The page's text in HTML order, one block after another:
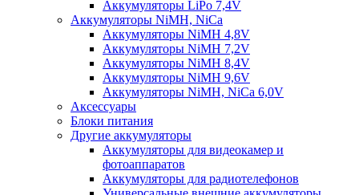
Аккумуляторы LiPo 7,4V
Аккумуляторы NiMH, NiCa
Аккумуляторы NiMH 4,8V
Аккумуляторы NiMH 7,2V
Аккумуляторы NiMH 8,4V
Аккумуляторы NiMH 9,6V
Аккумуляторы NiMH, NiCa 6,0V
Аксессуары
Блоки питания
Другие аккумуляторы
Аккумуляторы для видеокамер и
фотоаппаратов
Аккумуляторы для радиотелефонов